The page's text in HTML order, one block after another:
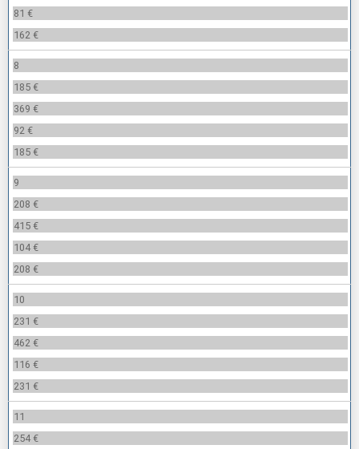
81 €
162 €
8
185 €
369 €
92 €
185 €
9
208 €
415 €
104 €
208 €
10
231 €
462 €
116 €
231 €
11
254 €